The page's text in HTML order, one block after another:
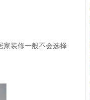
家装修一般不会选择